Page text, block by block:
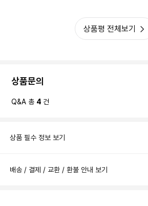
상품평 전체보기
상품문의
Q&A 총 4 건
상품 필수 정보 보기
배송 / 결제 / 교환 / 환불 안내 보기